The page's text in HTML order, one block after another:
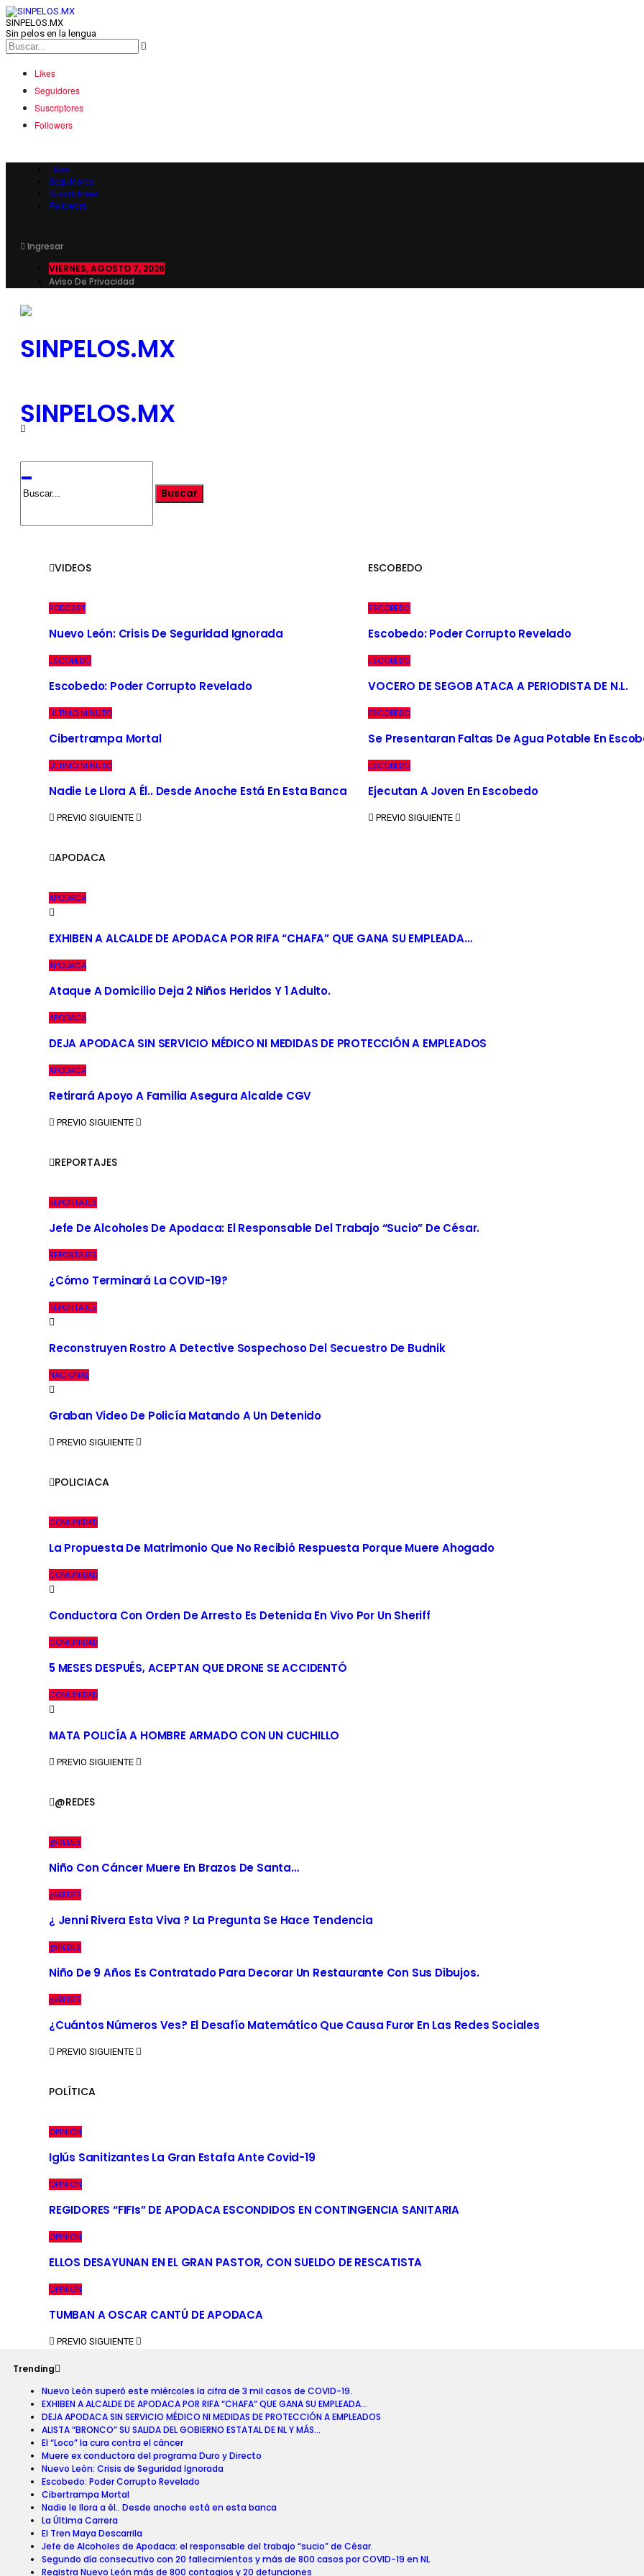
SINPELOS.MX
Sin pelos en la lengua
Likes
Seguidores
Suscriptores
Followers
Likes
Seguidores
Suscriptores
Followers
Ingresar
VIERNES, AGOSTO 7, 2026
Aviso De Privacidad
SINPELOS.MX
-
VIDEOS
PODCAST
Nuevo León: Crisis De Seguridad Ignorada
ESCOBEDO
Escobedo: Poder Corrupto Revelado
ÚLTIMO MINUTO
Cibertrampa Mortal
ÚLTIMO MINUTO
Nadie Le Llora A Él.. Desde Anoche Está En Esta Banca
PREVIO SIGUIENTE
ESCOBEDO
ESCOBEDO
Escobedo: Poder Corrupto Revelado
ESCOBEDO
VOCERO DE SEGOB ATACA A PERIODISTA DE N.L.
ESCOBEDO
Se Presentaran Faltas De Agua Potable En
ESCOBEDO
Ejecutan A Joven En Escobedo
PREVIOSIGUIENTE
APODACA
APODACA
EXHIBEN A ALCALDE DE APODACA POR RIFA “CHAFA” QUE GANA SU EMPLEADA…
APODACA
Ataque A Domicilio Deja 2 Niños Heridos Y 1 Adulto.
APODACA
DEJA APODACA SIN SERVICIO MÉDICO NI MEDIDAS DE PROTECCIÓN A EMPLEADOS
APODACA
Retirará Apoyo A Familia Asegura Alcalde CGV
PREVIO SIGUIENTE
REPORTAJES
REPORTAJES
Jefe De Alcoholes De Apodaca: El Responsable Del Trabajo “sucio” De César.
REPORTAJES
¿Cómo Terminará La COVID-19?
REPORTAJES
Reconstruyen Rostro A Detective Sospechoso Del Secuestro De Budnik
NACIONAL
Graban Video De Policía Matando A Un Detenido
PREVIO SIGUIENTE
POLICIACA
COMUNIDAD
La Propuesta De Matrimonio Que No Recibió Respuesta Porque Muere Ahogado
COMUNIDAD
Conductora Con Orden De Arresto Es Detenida En Vivo Por Un Sheriff
COMUNIDAD
5 MESES DESPUÉS, ACEPTAN QUE DRONE SE ACCIDENTÓ
COMUNIDAD
MATA POLICÍA A HOMBRE ARMADO CON UN CUCHILLO
PREVIO SIGUIENTE
@REDES
@REDES
Niño Con Cáncer Muere En Brazos De Santa…
@REDES
¿ Jenni Rivera Esta Viva ? La Pregunta Se Hace Tendencia
@REDES
Niño De 9 Años Es Contratado Para Decorar Un Restaurante Con Sus Dibujos.
@REDES
¿Cuántos Números Ves? El Desafío Matemático Que Causa Furor En Las Redes Sociales
PREVIO SIGUIENTE
POLÍTICA
OPINION
Iglús Sanitizantes La Gran Estafa Ante Covid-19
OPINION
REGIDORES “FIFIs” DE APODACA ESCONDIDOS EN CONTINGENCIA SANITARIA
OPINION
ELLOS DESAYUNAN EN EL GRAN PASTOR, CON SUELDO DE RESCATISTA
OPINION
TUMBAN A OSCAR CANTÚ DE APODACA
PREVIO SIGUIENTE
Trending
Nuevo León superó este miércoles la cifra de 3 mil casos de COVID-19.
EXHIBEN A ALCALDE DE APODACA POR RIFA “CHAFA” QUE GANA SU EMPLEADA…
DEJA APODACA SIN SERVICIO MÉDICO NI MEDIDAS DE PROTECCIÓN A EMPLEADOS
ALISTA “BRONCO” SU SALIDA DEL GOBIERNO ESTATAL DE NL Y MÁS…
El “Loco” la cura contra el cáncer
Muere ex conductora del programa Duro y Directo
Nuevo León: Crisis de Seguridad Ignorada
Escobedo: Poder Corrupto Revelado
Cibertrampa Mortal
Nadie le llora a él.. Desde anoche está en esta banca
La Última Carrera
El Tren Maya Descarrila
Jefe de Alcoholes de Apodaca: el responsable del trabajo “sucio” de César.
Segundo día consecutivo con 20 fallecimientos y más de 800 casos por COVID-19 en NL
Registra Nuevo León más de 800 contagios y 20 defunciones